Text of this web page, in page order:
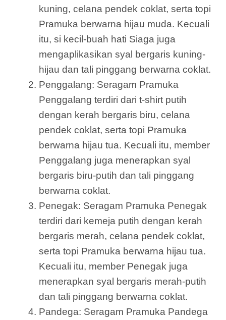
kuning, celana pendek coklat, serta topi
Pramuka berwarna hijau muda. Kecuali
itu, si kecil-buah hati Siaga juga
mengaplikasikan syal bergaris kuning-
hijau dan tali pinggang berwarna coklat.
Penggalang: Seragam Pramuka
Penggalang terdiri dari t-shirt putih
dengan kerah bergaris biru, celana
pendek coklat, serta topi Pramuka
berwarna hijau tua. Kecuali itu, member
Penggalang juga menerapkan syal
bergaris biru-putih dan tali pinggang
berwarna coklat.
Penegak: Seragam Pramuka Penegak
terdiri dari kemeja putih dengan kerah
bergaris merah, celana pendek coklat,
serta topi Pramuka berwarna hijau tua.
Kecuali itu, member Penegak juga
menerapkan syal bergaris merah-putih
dan tali pinggang berwarna coklat.
Pandega: Seragam Pramuka Pandega